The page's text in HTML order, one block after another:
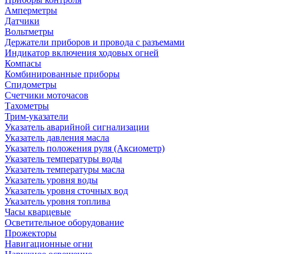
Амперметры
Датчики
Вольтметры
Держатели приборов и провода с разъемами
Индикатор включения ходовых огней
Компасы
Комбинированные приборы
Спидометры
Счетчики моточасов
Тахометры
Трим-указатели
Указатель аварийной сигнализации
Указатель давления масла
Указатель положения руля (Аксиометр)
Указатель температуры воды
Указатель температуры масла
Указатель уровня воды
Указатель уровня сточных вод
Указатель уровня топлива
Часы кварцевые
Осветительное оборудование
Прожекторы
Навигационные огни